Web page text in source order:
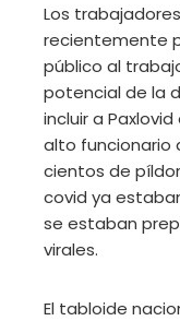
Los
recientemente
público al
potencial de la
incluir a
alto funcionario
cientos de
covid ya
se estaban
virales.
El tabloide